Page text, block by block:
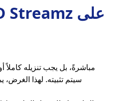
سيتم تثبيته. لهذا الغرض،